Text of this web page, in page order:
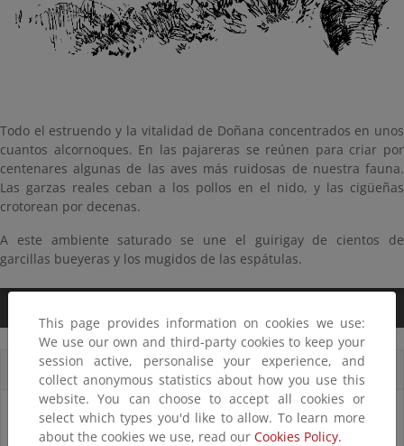
Todo el estruendo y la vitalidad de Doñana concentrados en unos
cuantos alcornoques. En las pajareras se reúnen para criar por
centenares algunas de las aves más ruidosas de nuestra fauna.
Las garzas reales ceban a los pollos en el nido, y las cigüeñas
crotorean por decenas.
A este ambiente saturado se une el guirigay de cientos de
garcillas bueyeras y los mugidos de las espátulas.
Cortes sonoros
This page provides information on cookies we use:
We use our own and third-party cookies to keep your
session active, personalise your experience, and
collect anonymous statistics about how you use this
website. You can choose to accept all cookies or
select which types you'd like to allow. To learn more
about the cookies we use, read our Cookies Policy.